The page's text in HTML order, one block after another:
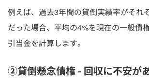
例えば、過去3年間の貸倒実績率がそれ
だった場合、平均の4%を現在の一般債
引当金を計算します。
②貸倒懸念債権 - 回収に不安が